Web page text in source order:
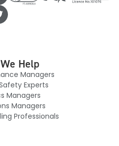
Help
Managers
Experts
Managers
Managers
Professionals